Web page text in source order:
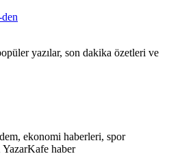
yazılar, son dakika özetleri ve
ekonomi haberleri, spor
haber